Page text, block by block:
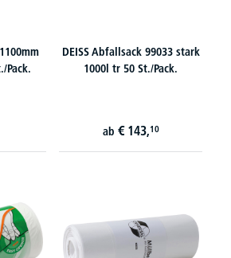
Pack.
DEISS Abfallsack 99033 stark
1000l tr 50 St./Pack.
ab € 143,10